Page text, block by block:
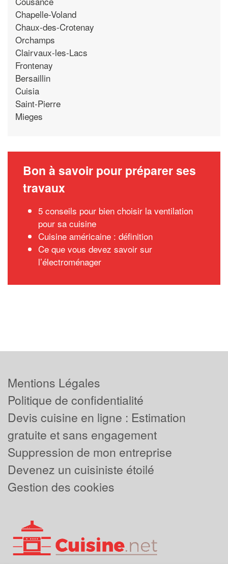
Chapelle-Voland
Chaux-des-Crotenay
Orchamps
Clairvaux-les-Lacs
Frontenay
Bersaillin
Cuisia
Saint-Pierre
Mieges
Bon à savoir pour préparer ses
travaux
5 conseils pour bien choisir la ventilation
pour sa cuisine
Cuisine américaine : définition
Ce que vous devez savoir sur
l’électroménager
Mentions Légales
Politique de confidentialité
Devis cuisine en ligne : Estimation
gratuite et sans engagement
Suppression de mon entreprise
Devenez un cuisiniste étoilé
Gestion des cookies